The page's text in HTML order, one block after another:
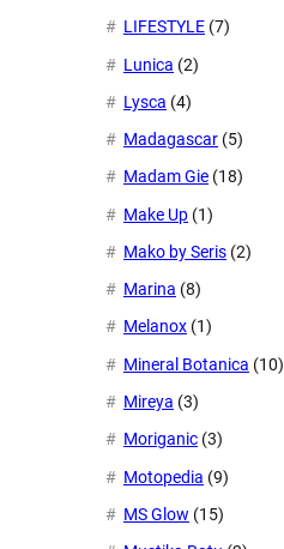
LIFESTYLE (7)
Lunica (2)
Lysca (4)
Madagascar (5)
Madam Gie (18)
Make Up (1)
Mako by Seris (2)
Marina (8)
Melanox (1)
Mineral Botanica (10)
Mireya (3)
Moriganic (3)
Motopedia (9)
MS Glow (15)